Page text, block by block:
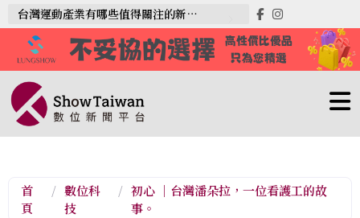
台灣運動產業有哪些值得關注的新趨勢？
首
頁
/ 數位科
技
/ 初心 ｜台灣潘朵拉，一位看護工的故
事。